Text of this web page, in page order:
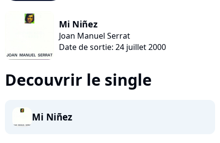
Mi Niñez
Joan Manuel Serrat
Date de sortie: 24 juillet 2000
Decouvrir le single
Mi Niñez